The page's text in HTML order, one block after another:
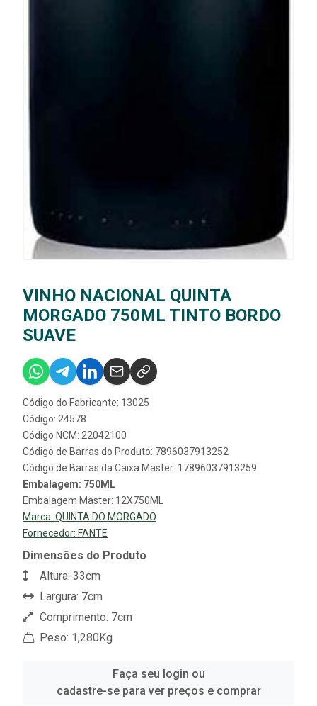
VINHO NACIONAL QUINTA
MORGADO 750ML TINTO BORDO
SUAVE
Código do Fabricante: 13025
Código: 24578
Código NCM: 22042100
Código de Barras do Produto: 7896037913252
Código de Barras da Caixa Master: 17896037913259
Embalagem: 750ML
Embalagem Master: 12X750ML
Marca: QUINTA DO MORGADO
Fornecedor: FANTE
Dimensões do Produto
Altura: 33cm
Largura: 7cm
Comprimento: 7cm
Peso: 1,280Kg
Faça seu login ou
cadastre-se para ver preços e comprar